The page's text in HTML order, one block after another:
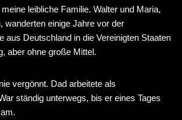
leibliche Familie. Walter und Maria,
wanderten einige Jahre vor der
aus Deutschland in die Vereinigten Staaten
aber ohne große Mittel.
vergönnt. Dad arbeitete als
ständig unterwegs, bis er eines Tages